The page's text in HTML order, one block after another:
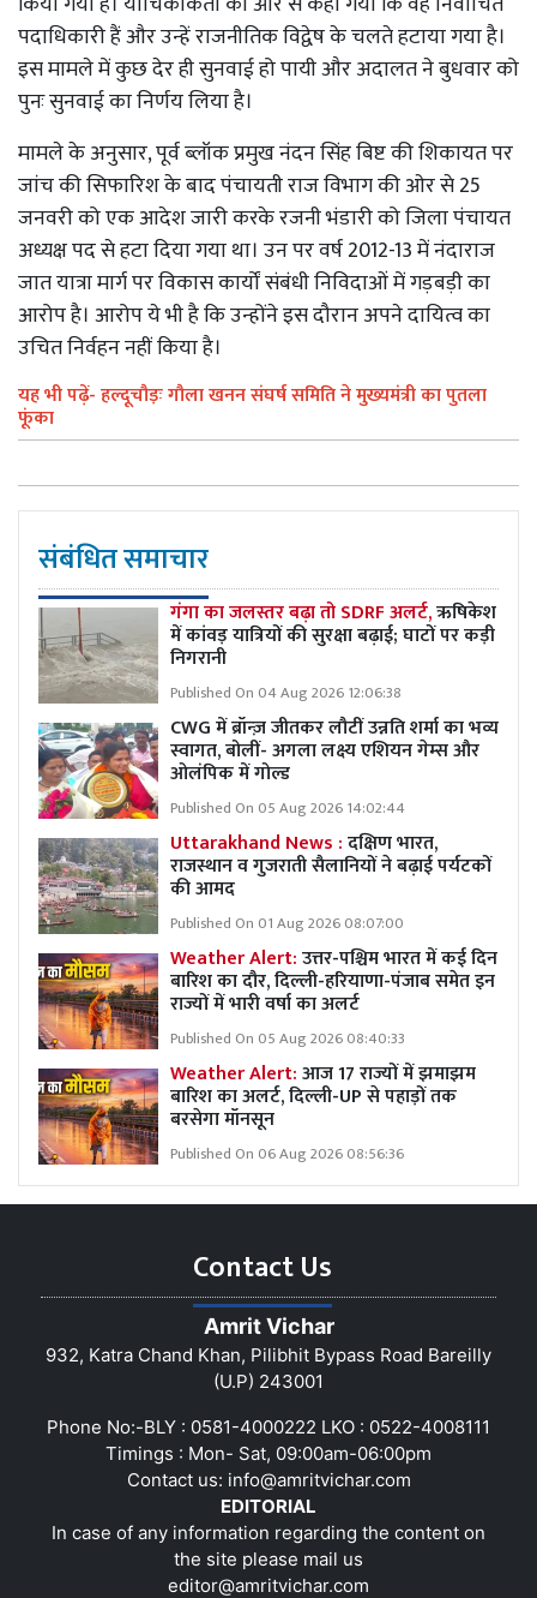
पदाधिकारी हैं और उन्हें राजनीतिक विद्वेष के चलते हटाया गया है।
इस मामले में कुछ देर ही सुनवाई हो पायी और अदालत ने बुधवार को
पुनः सुनवाई का निर्णय लिया है।
मामले के अनुसार, पूर्व ब्लॉक प्रमुख नंदन सिंह बिष्ट की शिकायत पर
जांच की सिफारिश के बाद पंचायती राज विभाग की ओर से 25
जनवरी को एक आदेश जारी करके रजनी भंडारी को जिला पंचायत
अध्यक्ष पद से हटा दिया गया था। उन पर वर्ष 2012-13 में नंदाराज
जात यात्रा मार्ग पर विकास कार्यों संबंधी निविदाओं में गड़बड़ी का
आरोप है। आरोप ये भी है कि उन्होंने इस दौरान अपने दायित्व का
उचित निर्वहन नहीं किया है।
यह भी पढ़ें- हल्दूचौड़ः गौला खनन संघर्ष समिति ने मुख्यमंत्री का पुतला
फूंका
संबंधित समाचार
गंगा का जलस्तर बढ़ा तो SDRF अलर्ट,ऋषिकेश
में कांवड़ यात्रियों की सुरक्षा बढ़ाई; घाटों पर कड़ी
निगरानी
Published On 04 Aug 2026 12:06:38
CWG में ब्रॉन्ज़ जीतकर लौटीं उन्नति शर्मा का भव्य
स्वागत, बोलीं- अगला लक्ष्य एशियन गेम्स और
ओलंपिक में गोल्ड
Published On 05 Aug 2026 14:02:44
Uttarakhand News :दक्षिण भारत,
राजस्थान व गुजराती सैलानियों ने बढ़ाई पर्यटकों
की आमद
Published On 01 Aug 2026 08:07:00
Weather Alert:उत्तर-पश्चिम भारत में कई दिन
बारिश का दौर, दिल्ली-हरियाणा-पंजाब समेत इन
राज्यों में भारी वर्षा का अलर्ट
Published On 05 Aug 2026 08:40:33
Weather Alert:आज 17 राज्यों में झमाझम
बारिश का अलर्ट, दिल्ली-UP से पहाड़ों तक
बरसेगा मॉनसून
Published On 06 Aug 2026 08:56:36
Contact Us
Amrit Vichar
932, Katra Chand Khan, Pilibhit Bypass Road Bareilly
(U.P) 243001
Phone No:-BLY : 0581-4000222 LKO : 0522-4008111
Timings : Mon- Sat, 09:00am-06:00pm
Contact us: info@amritvichar.com
EDITORIAL
In case of any information regarding the content on
the site please mail us
editor@amritvichar.com